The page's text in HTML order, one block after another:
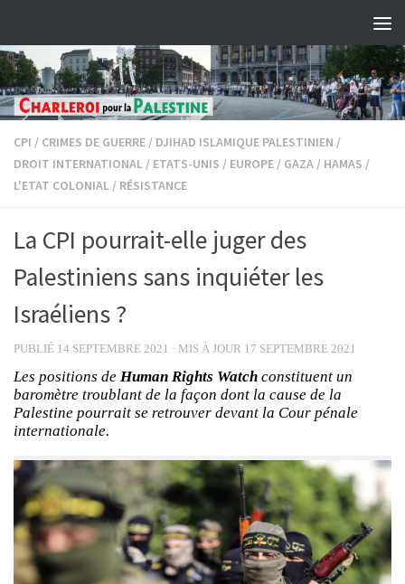
CPI / CRIMES DE GUERRE / DJIHAD ISLAMIQUE PALESTINIEN /
DROIT INTERNATIONAL / ETATS-UNIS / EUROPE / GAZA / HAMAS /
L'ETAT COLONIAL / RÉSISTANCE
La CPI pourrait-elle juger des
Palestiniens sans inquiéter les
Israéliens ?
PUBLIÉ 14 SEPTEMBRE 2021 · MIS À JOUR 17 SEPTEMBRE 2021
Les positions de Human Rights Watch constituent un
baromètre troublant de la façon dont la cause de la
Palestine pourrait se retrouver devant la Cour pénale
internationale.